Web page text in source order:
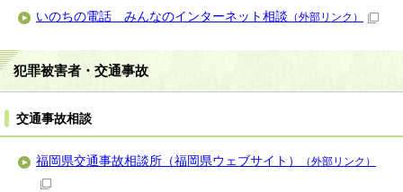
いのちの電話 みんなのインターネット相談 （外部リンク）
犯罪被害者・交通事故
交通事故相談
福岡県交通事故相談所（福岡県ウェブサイト） （外部リンク）